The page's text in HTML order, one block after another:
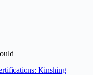
Kinshing